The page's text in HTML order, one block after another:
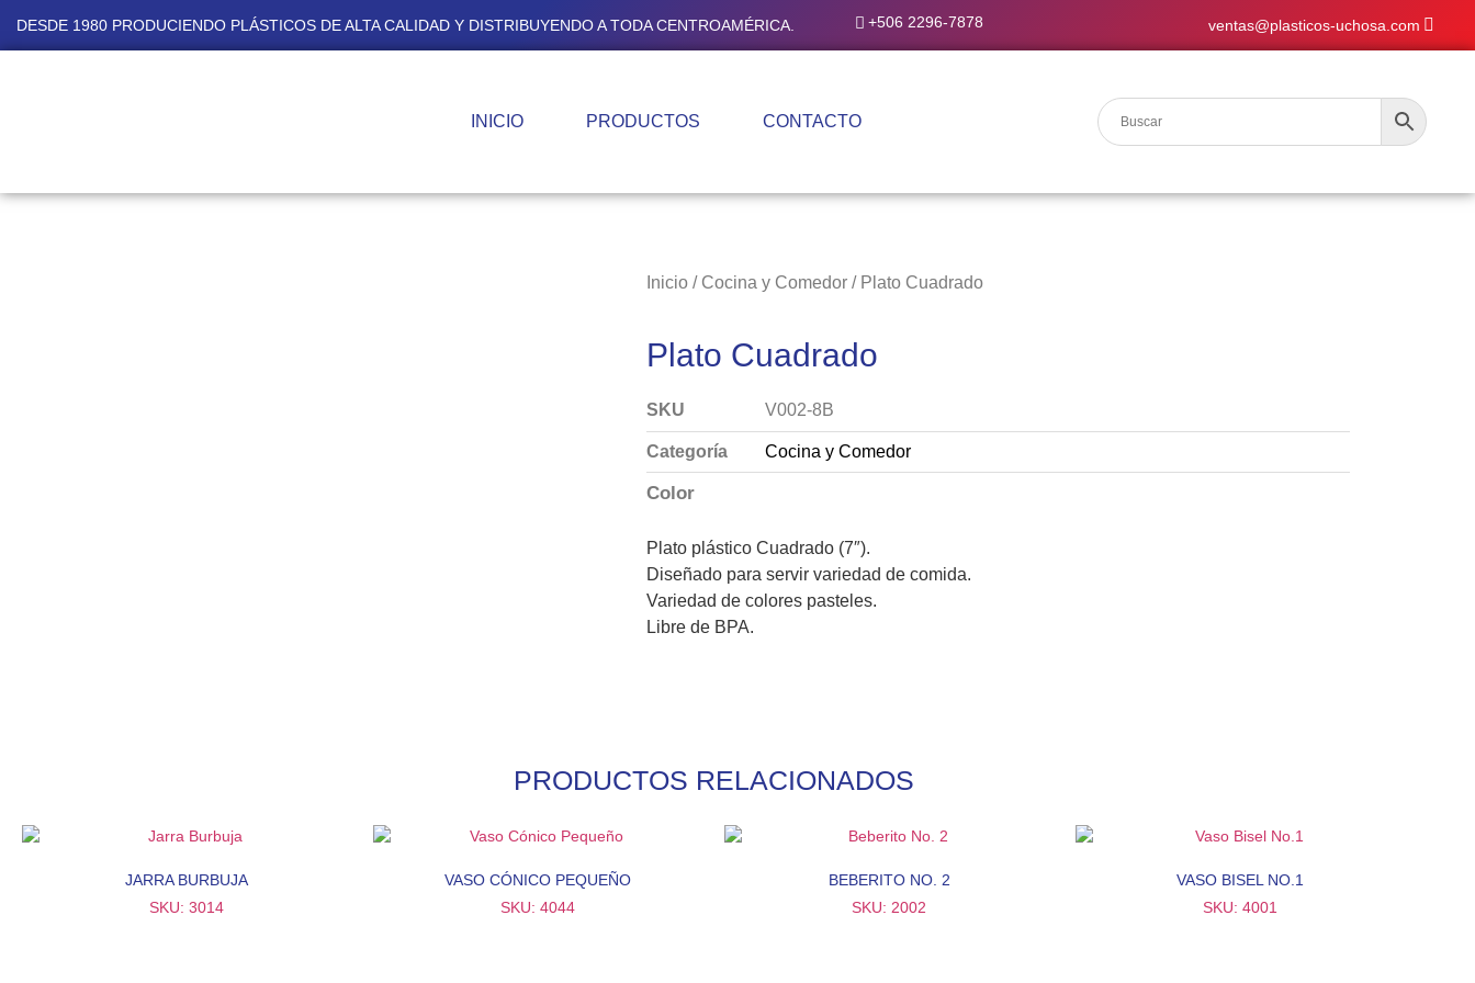
DESDE 1980 PRODUCIENDO PLÁSTICOS DE ALTA CALIDAD Y DISTRIBUYENDO A TODA CENTROAMÉRICA. +506 2296-7878 ventas@plasticos-uchosa.com
INICIO PRODUCTOS CONTACTO
Inicio/ Cocina y Comedor/ Plato Cuadrado
Plato Cuadrado
SKU V002-8B
Categoría Cocina y Comedor
Color
Plato plástico Cuadrado (7″).
Diseñado para servir variedad de comida.
Variedad de colores pasteles.
Libre de BPA.
PRODUCTOS RELACIONADOS
JARRA BURBUJA
SKU: 3014
VASO CÓNICO PEQUEÑO
SKU: 4044
BEBERITO NO. 2
SKU: 2002
VASO BISEL NO.1
SKU: 4001